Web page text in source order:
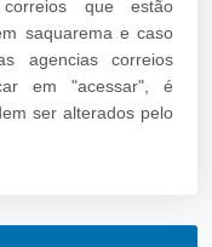
que estão
saquarema e caso
agencias correios
em "acessar", é
ser alterados pelo